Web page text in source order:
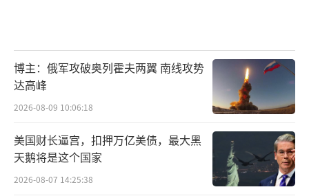
博主：俄军攻破奥列霍夫两翼 南线攻势
达高峰
2026-08-09 10:06:18
美国财长逼宫，扣押万亿美债，最大黑
天鹅将是这个国家
2026-08-07 14:25:38